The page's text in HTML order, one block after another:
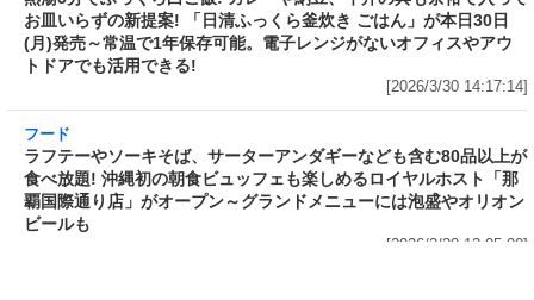
フード
3分で食べられる人気沸騰中の四
川料理! 日清食品が「カップヌー
発売～具材は謎肉、キャベツ、チ
ンゲンサイ、キクラゲ
[2026/3/30 15:42:35]
フード
自慢のそばが食べ放題! 和食麺処
(火)開催～大海老天などの天ぷら
や薬味などもついて税込2,200円!
4,400円
[2026/3/30 15:17:42]
熱湯5分でふっくら白ご飯! カレーや納豆、牛丼